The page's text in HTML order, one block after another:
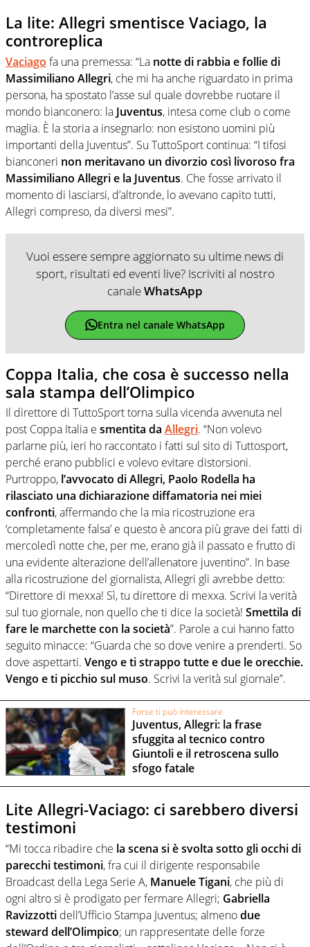
La lite: Allegri smentisce Vaciago, la
controreplica
Vaciago fa una premessa: “La notte di rabbia e follie di
Massimiliano Allegri, che mi ha anche riguardato in prima
persona, ha spostato l’asse sul quale dovrebbe ruotare il
mondo bianconero: la Juventus, intesa come club o come
maglia. È la storia a insegnarlo: non esistono uomini più
importanti della Juventus”. Su TuttoSport continua: “I tifosi
bianconeri non meritavano un divorzio così livoroso fra
Massimiliano Allegri e la Juventus. Che fosse arrivato il
momento di lasciarsi, d’altronde, lo avevano capito tutti,
Allegri compreso, da diversi mesi”.
Vuoi essere sempre aggiornato su ultime news di
sport, risultati ed eventi live? Iscriviti al nostro
canaleWhatsApp
Entra nel canale WhatsApp
Coppa Italia, che cosa è successo nella
sala stampa dell’Olimpico
Il direttore di TuttoSport torna sulla vicenda avvenuta nel
post Coppa Italia e smentita da Allegri. “Non volevo
parlarne più, ieri ho raccontato i fatti sul sito di Tuttosport,
perché erano pubblici e volevo evitare distorsioni.
Purtroppo, l’avvocato di Allegri, Paolo Rodella ha
rilasciato una dichiarazione diffamatoria nei miei
confronti, affermando che la mia ricostruzione era
‘completamente falsa’ e questo è ancora più grave dei fatti di
mercoledì notte che, per me, erano già il passato e frutto di
una evidente alterazione dell’allenatore juventino”. In base
alla ricostruzione del giornalista, Allegri gli avrebbe detto:
“Direttore di mexxa! Sì, tu direttore di mexxa. Scrivi la verità
sul tuo giornale, non quello che ti dice la società! Smettila di
fare le marchette con la società”. Parole a cui hanno fatto
seguito minacce: “Guarda che so dove venire a prenderti. So
dove aspettarti. Vengo e ti strappo tutte e due le orecchie.
Vengo e ti picchio sul muso. Scrivi la verità sul giornale”.
Forse ti può interessare
Juventus, Allegri: la frase
sfuggita al tecnico contro
Giuntoli e il retroscena sullo
sfogo fatale
Lite Allegri-Vaciago: ci sarebbero diversi
testimoni
“Mi tocca ribadire che la scena si è svolta sotto gli occhi di
parecchi testimoni, fra cui il dirigente responsabile
Broadcast della Lega Serie A, Manuele Tigani, che più di
ogni altro si è prodigato per fermare Allegri; Gabriella
Ravizzotti dell’Ufficio Stampa Juventus; almenodue
steward dell’Olimpico; un rappresentate delle forze